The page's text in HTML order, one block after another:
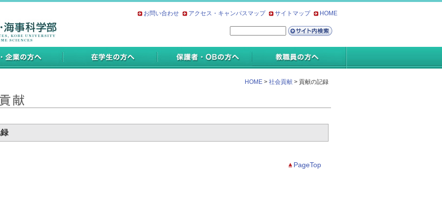
お問い合わせ アクセス・キャンパスマップ サイトマップ HOME
HOME > 社会貢献 > 貢献の記録
PageTop